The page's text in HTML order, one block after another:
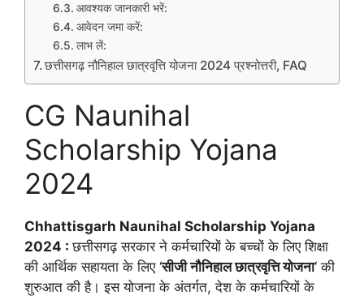
आवश्यक जानकारी भरें:
आवेदन जमा करें:
लाभ लें:
छत्तीसगढ़ नौनिहाल छात्रवृत्ति योजना 2024 प्रश्नोत्तरी, FAQ
CG Naunihal
Scholarship Yojana
2024
Chhattisgarh Naunihal Scholarship Yojana
2024 :छत्तीसगढ़ सरकार ने कर्मचारियों के बच्चों के लिए शिक्षा
की आर्थिक सहायता के लिए ‘सीजी नौनिहाल छात्रवृत्ति योजना‘ की
शुरुआत की है। इस योजना के अंतर्गत, देश के कर्मचारियों के